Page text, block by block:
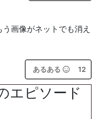
画像がネットでも消え
あるある 12
エピソード